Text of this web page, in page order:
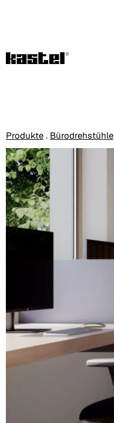
Produkte . Bürodrehstühle